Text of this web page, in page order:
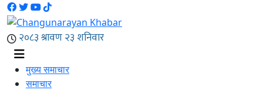
मुख्य समाचार
समाचार